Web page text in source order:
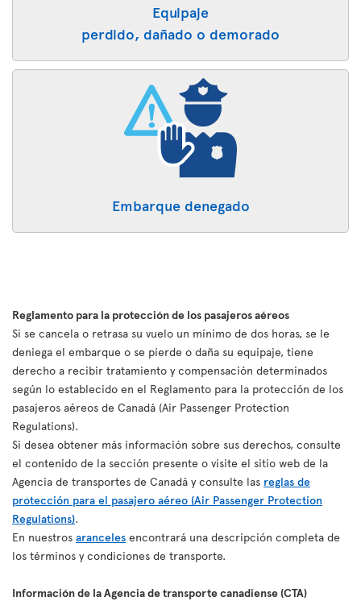
Equipaje
perdido, dañado o demorado
Embarque denegado
Reglamento para la protección de los pasajeros aéreos
Si se cancela o retrasa su vuelo un mínimo de dos horas, se le
deniega el embarque o se pierde o daña su equipaje, tiene
derecho a recibir tratamiento y compensación determinados
según lo establecido en el Reglamento para la protección de los
pasajeros aéreos de Canadá (Air Passenger Protection
Regulations).
Si desea obtener más información sobre sus derechos, consulte
el contenido de la sección presente o visite el sitio web de la
Agencia de transportes de Canadá y consulte las reglas de
protección para el pasajero aéreo (Air Passenger Protection
Regulations).
En nuestros aranceles encontrará una descripción completa de
los términos y condiciones de transporte.
Información de la Agencia de transporte canadiense (CTA)